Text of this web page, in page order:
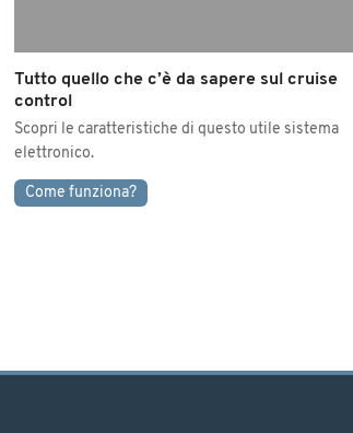
Tutto quello che c’è da sapere sul cruise
control
Scopri le caratteristiche di questo utile sistema
elettronico.
Come funziona?